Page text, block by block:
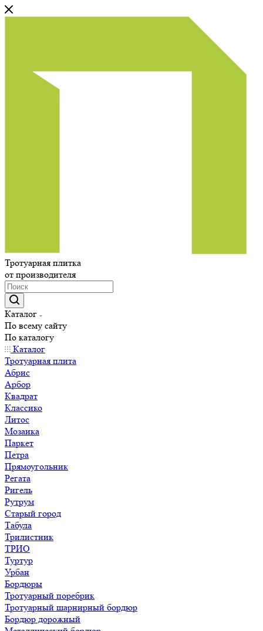
Тротуарная плитка
от производителя
Каталог
По всему сайту
По каталогу
Каталог
Тротуарная плита
Абрис
Арбор
Квадрат
Классико
Литос
Мозаика
Паркет
Петра
Прямоугольник
Регата
Ригель
Рутрум
Старый город
Табула
Трилистник
ТРИО
Туртур
Урбан
Бордюры
Тротуарный поребрик
Тротуарный шарнирный бордюр
Бордюр дорожный